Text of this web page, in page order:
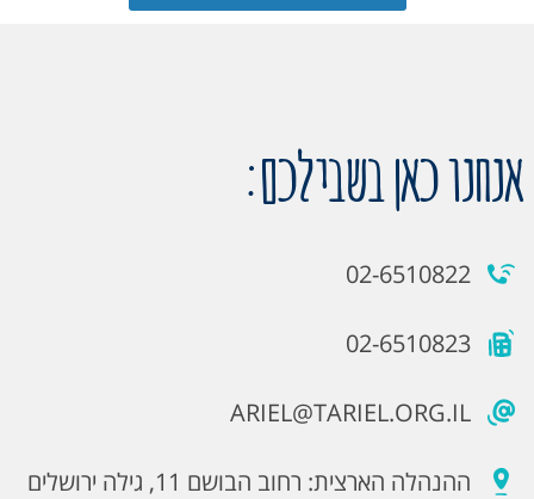
אנחנו כאן בשבילכם:
02-6510822
02-6510823
ARIEL@TARIEL.ORG.IL
ההנהלה הארצית: רחוב הבושם 11, גילה ירושלים